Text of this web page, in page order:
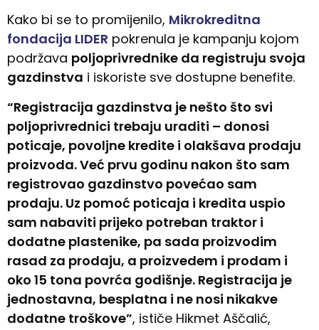
Kako bi se to promijenilo, Mikrokreditna
fondacija LIDER pokrenula je kampanju kojom
podržava poljoprivrednike da registruju svoja
gazdinstva i iskoriste sve dostupne benefite.
“Registracija gazdinstva je nešto što svi
poljoprivrednici trebaju uraditi – donosi
poticaje, povoljne kredite i olakšava prodaju
proizvoda. Već prvu godinu nakon što sam
registrovao gazdinstvo povećao sam
prodaju. Uz pomoć poticaja i kredita uspio
sam nabaviti prijeko potreban traktor i
dodatne plastenike, pa sada proizvodim
rasad za prodaju, a proizvedem i prodam i
oko 15 tona povrća godišnje. Registracija je
jednostavna, besplatna i ne nosi nikakve
dodatne troškove”, ističe Hikmet Aščalić,